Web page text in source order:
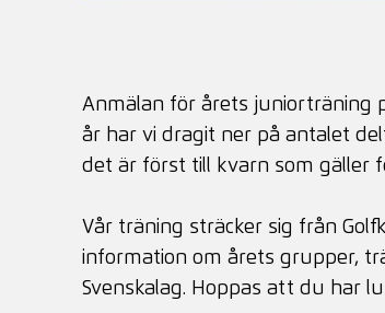
Anmälan för årets juniorträning
år har vi dragit ner på antalet
det är först till kvarn som gäller
Vår träning sträcker sig från
information om årets grupper,
Svenskalag. Hoppas att du har